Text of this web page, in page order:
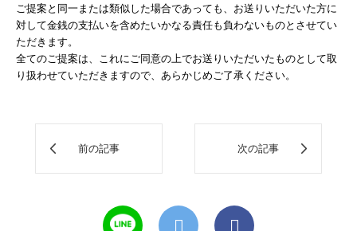
ご提案と同一または類似した場合であっても、お送りいただいた方に
対して金銭の支払いを含めたいかなる責任も負わないものとさせてい
ただきます。
全てのご提案は、これにご同意の上でお送りいただいたものとして取
り扱わせていただきますので、あらかじめご了承ください。
前の記事 次の記事